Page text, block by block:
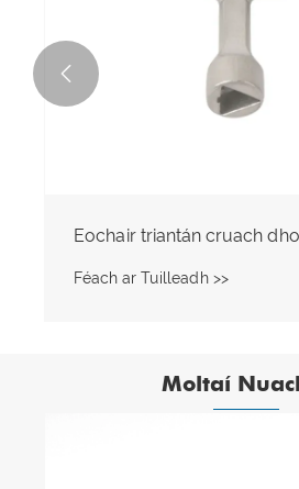
Eochair Triantán
Féach ar Tuilleadh >>

Moltaí